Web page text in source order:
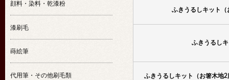
ふきうるしキット
ふきうるし
ふきうるしキット（お箸木地
顔料・染料・乾漆粉
漆刷毛
蒔絵筆
代用筆・その他刷毛類